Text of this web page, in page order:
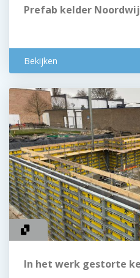
Prefab kelder
Bekijken
In het werk gestorte